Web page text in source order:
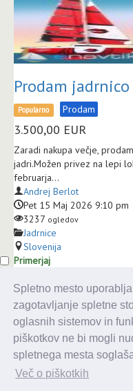
Spletno mesto
zagotavljanje spletne
oglasnih sistemov in
piškotkov ne bi mogli
spletnega mesta
Več o piškotkih
Prodam jadrnico
Popularno Prodam
3.500,00 EUR
Zaradi nakupa večje,
jadri.Možen privez na lepi
februarja...
Andrej Berlot
Pet 15 Maj 2026 9:10 pm
3237 ogledov
Jadrnice
Slovenija
Primerjaj
Alaris d.o.o., Topniška